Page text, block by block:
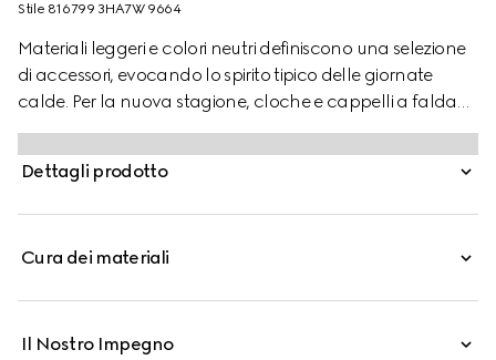
Stile ‎816799 3HA7W 9664
Materiali leggeri e colori neutri definiscono una selezione
di accessori, evocando lo spirito tipico delle giornate
calde. Per la nuova stagione, cloche e cappelli a falda
larga in rafia giocano con le diverse varianti e
reinterpretazioni del logo della Maison. Questo cappello
stile gondoliere è realizzato in paglia naturale intrecciata
Dettagli prodotto
Cura dei materiali
Il Nostro Impegno